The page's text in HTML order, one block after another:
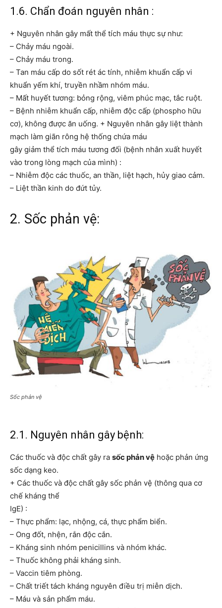
1.6. Chẩn đoán nguyên nhân :
+ Nguyên nhân gây mất thể tích máu thực sự như:
– Chảy máu ngoài.
– Chảy máu trong.
– Tan máu cấp do sốt rét ác tính, nhiễm khuẩn cấp vi
khuẩn yếm khí, truyền nhầm nhóm máu.
– Mất huyết tương: bỏng rộng, viêm phúc mạc, tắc ruột.
– Bệnh nhiễm khuẩn cấp, nhiễm độc cấp (phospho hữu
cơ), không được ăn uống. + Nguyên nhân gây liệt thành
mạch làm giãn rông hệ thống chứa máu
gây giảm thể tích máu tương đối (bệnh nhân xuất huyết
vào trong lòng mạch của mình) :
– Nhiễm độc các thuốc, an thần, liệt hạch, hủy giao cảm.
– Liệt thần kinh do đứt tủy.
2. Sốc phản vệ:
Sốc phản vệ
2.1. Nguyên nhân gây bệnh:
Các thuốc và độc chất gây ra sốc phản vệ hoặc phản ứng
sốc dạng keo.
+ Các thuốc và độc chất gây sốc phản vệ (thông qua cơ
chế kháng thể
IgE) :
– Thực phẩm: lạc, nhộng, cá, thực phẩm biển.
– Ong đốt, nhện, rắn độc cắn.
– Kháng sinh nhóm penicillins và nhóm khác.
– Thuốc không phải kháng sinh.
– Vaccin tiêm phòng.
– Chất triết tách kháng nguyên điều trị miễn dịch.
– Máu và sản phẩm máu.